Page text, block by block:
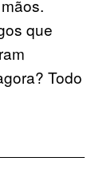
que
Todo